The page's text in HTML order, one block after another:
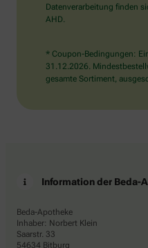
Datenverarbeitung finden
AHD.
* Coupon-Bedingungen:
31.12.2026.
gesamte Sortiment,
Information der Beda-
Beda-Apotheke
Inhaber: Norbert Klein
Saarstr. 33
54634 Bitburg